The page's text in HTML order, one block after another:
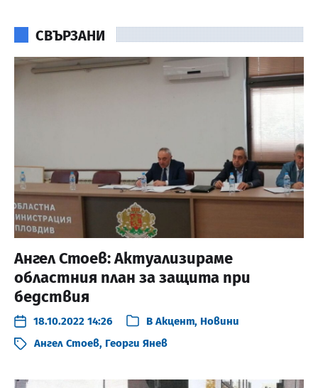
СВЪРЗАНИ
Ангел Стоев: Актуализираме
областния план за защита при
бедствия
18.10.2022 14:26 В Акцент, Новини
Ангел Стоев, Георги Янев